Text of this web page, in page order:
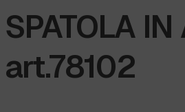
SPATOLA
art.78102